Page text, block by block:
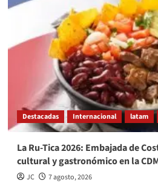
Destacadas Internacional latam
La Ru-Tica 2026: Embajada de
cultural y gastronómico en la
JC 7 agosto, 2026